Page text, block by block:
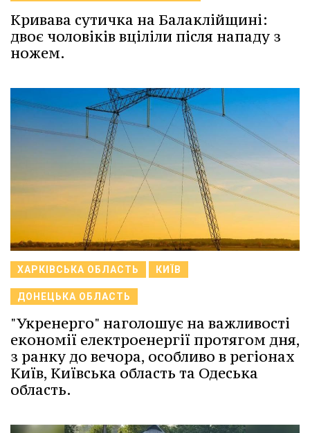
Кривава сутичка на Балаклійщині:
двоє чоловіків вціліли після нападу з
ножем.
ХАРКІВСЬКА ОБЛАСТЬ КИЇВ
ДОНЕЦЬКА ОБЛАСТЬ
"Укренерго" наголошує на важливості
економії електроенергії протягом дня,
з ранку до вечора, особливо в регіонах
Київ, Київська область та Одеська
область.